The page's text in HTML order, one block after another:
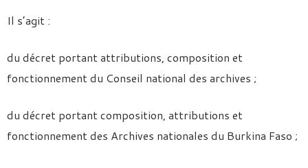
Il s’agit :
du décret portant attributions, composition et
fonctionnement du Conseil national des archives ;
du décret portant composition, attributions et
fonctionnement des Archives nationales du Burkina Faso ;